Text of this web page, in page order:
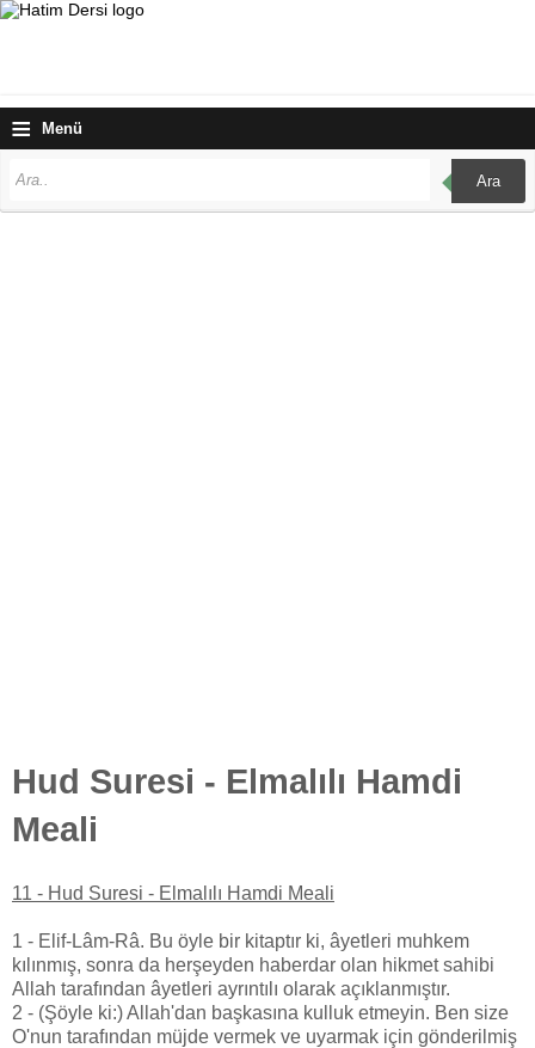
≡ Menü
Ara
Hud Suresi - Elmalılı Hamdi
Meali
11 - Hud Suresi - Elmalılı Hamdi Meali
1 - Elif-Lâm-Râ. Bu öyle bir kitaptır ki, âyetleri muhkem
kılınmış, sonra da herşeyden haberdar olan hikmet sahibi
Allah tarafından âyetleri ayrıntılı olarak açıklanmıştır.
2 - (Şöyle ki:) Allah'dan başkasına kulluk etmeyin. Ben size
O'nun tarafından müjde vermek ve uyarmak için gönderilmiş